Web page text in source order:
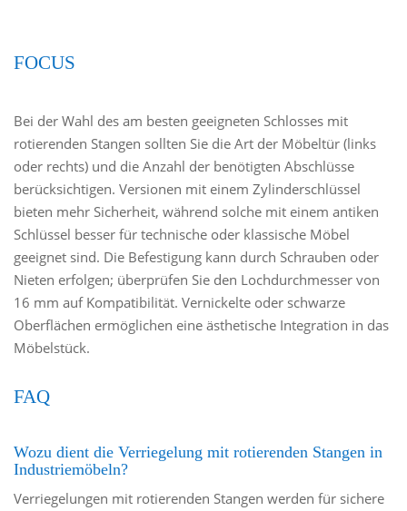
FOCUS
Bei der Wahl des am besten geeigneten Schlosses mit
rotierenden Stangen sollten Sie die Art der Möbeltür (links
oder rechts) und die Anzahl der benötigten Abschlüsse
berücksichtigen. Versionen mit einem Zylinderschlüssel
bieten mehr Sicherheit, während solche mit einem antiken
Schlüssel besser für technische oder klassische Möbel
geeignet sind. Die Befestigung kann durch Schrauben oder
Nieten erfolgen; überprüfen Sie den Lochdurchmesser von
16 mm auf Kompatibilität. Vernickelte oder schwarze
Oberflächen ermöglichen eine ästhetische Integration in das
Möbelstück.
FAQ
Wozu dient die Verriegelung mit rotierenden Stangen in
Industriemöbeln?
Verriegelungen mit rotierenden Stangen werden für sichere